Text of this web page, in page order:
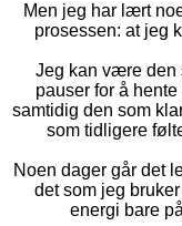
Men jeg har lært
prosessen: at jeg
Jeg kan være den
pauser for å
samtidig den som
som tidligere
Noen dager går det
det som jeg
energi bare